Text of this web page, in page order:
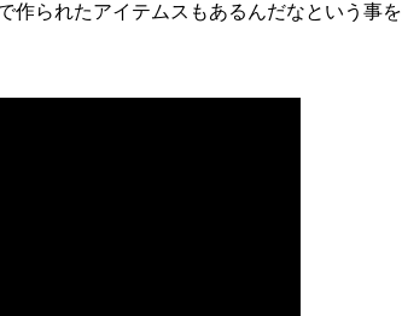
作られたアイテムスもあるんだなという事